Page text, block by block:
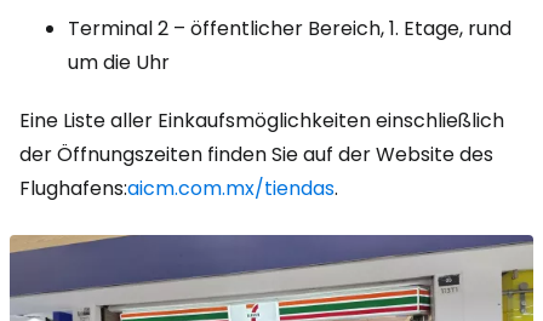
Terminal 2 – öffentlicher Bereich, 1. Etage, rund
um die Uhr
Eine Liste aller Einkaufsmöglichkeiten einschließlich
der Öffnungszeiten finden Sie auf der Website des
Flughafens:aicm.com.mx/tiendas.